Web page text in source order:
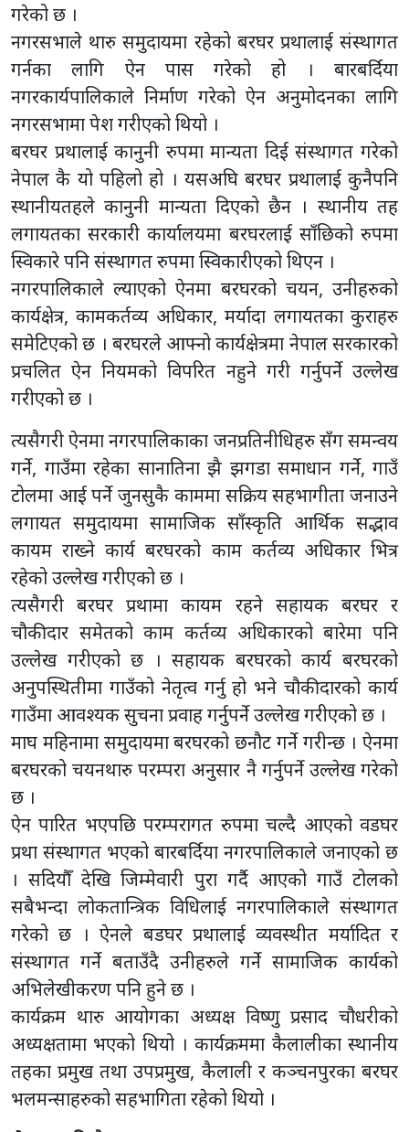
गरेको छ ।
नगरसभाले थारु समुदायमा रहेको बरघर प्रथालाई संस्थागत
गर्नका लागि ऐन पास गरेको हो । बारबर्दिया
नगरकार्यपालिकाले निर्माण गरेको ऐन अनुमोदनका लागि
नगरसभामा पेश गरीएको थियो ।
बरघर प्रथालाई कानुनी रुपमा मान्यता दिई संस्थागत गरेको
नेपाल कै यो पहिलो हो । यसअघि बरघर प्रथालाई कुनैपनि
स्थानीयतहले कानुनी मान्यता दिएको छैन । स्थानीय तह
लगायतका सरकारी कार्यालयमा बरघरलाई साँछिको रुपमा
स्विकारे पनि संस्थागत रुपमा स्विकारीएको थिएन ।
नगरपालिकाले ल्याएको ऐनमा बरघरको चयन, उनीहरुको
कार्यक्षेत्र, कामकर्तव्य अधिकार, मर्यादा लगायतका कुराहरु
समेटिएको छ । बरघरले आफ्नो कार्यक्षेत्रमा नेपाल सरकारको
प्रचलित ऐन नियमको विपरित नहुने गरी गर्नुपर्ने उल्लेख
गरीएको छ ।
त्यसैगरी ऐनमा नगरपालिकाका जनप्रतिनीधिहरु सँग समन्वय
गर्ने, गाउँमा रहेका सानातिना झै झगडा समाधान गर्ने, गाउँ
टोलमा आई पर्ने जुनसुकै काममा सक्रिय सहभागीता जनाउने
लगायत समुदायमा सामाजिक साँस्कृति आर्थिक सद्भाव
कायम राख्ने कार्य बरघरको काम कर्तव्य अधिकार भित्र
रहेको उल्लेख गरीएको छ ।
त्यसैगरी बरघर प्रथामा कायम रहने सहायक बरघर र
चौकीदार समेतको काम कर्तव्य अधिकारको बारेमा पनि
उल्लेख गरीएको छ । सहायक बरघरको कार्य बरघरको
अनुपस्थितीमा गाउँको नेतृत्व गर्नु हो भने चौकीदारको कार्य
गाउँमा आवश्यक सुचना प्रवाह गर्नुपर्ने उल्लेख गरीएको छ ।
माघ महिनामा समुदायमा बरघरको छनौट गर्ने गरीन्छ । ऐनमा
बरघरको चयनथारु परम्परा अनुसार नै गर्नुपर्ने उल्लेख गरेको
छ ।
ऐन पारित भएपछि परम्परागत रुपमा चल्दै आएको वडघर
प्रथा संस्थागत भएको बारबर्दिया नगरपालिकाले जनाएको छ
। सदियौँ देखि जिम्मेवारी पुरा गर्दै आएको गाउँ टोलको
सबैभन्दा लोकतान्त्रिक विधिलाई नगरपालिकाले संस्थागत
गरेको छ । ऐनले बडघर प्रथालाई व्यवस्थीत मर्यादित र
संस्थागत गर्ने बताउँदै उनीहरुले गर्ने सामाजिक कार्यको
अभिलेखीकरण पनि हुने छ ।
कार्यक्रम थारु आयोगका अध्यक्ष विष्णु प्रसाद चौधरीको
अध्यक्षतामा भएको थियो । कार्यक्रममा कैलालीका स्थानीय
तहका प्रमुख तथा उपप्रमुख, कैलाली र कञ्चनपुरका बरघर
भलमन्साहरुको सहभागिता रहेको थियो ।